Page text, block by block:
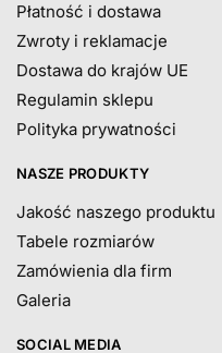
Płatność i dostawa
Zwroty i reklamacje
Dostawa do krajów UE
Regulamin sklepu
Polityka prywatności
NASZE PRODUKTY
Jakość naszego produktu
Tabele rozmiarów
Zamówienia dla firm
Galeria
SOCIAL MEDIA